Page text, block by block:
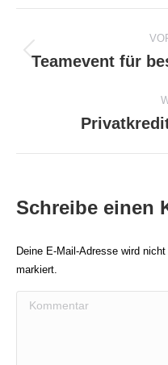
Teamevent für
Schreibe einen
Deine E-Mail-Adresse wird
markiert.
Kommentar